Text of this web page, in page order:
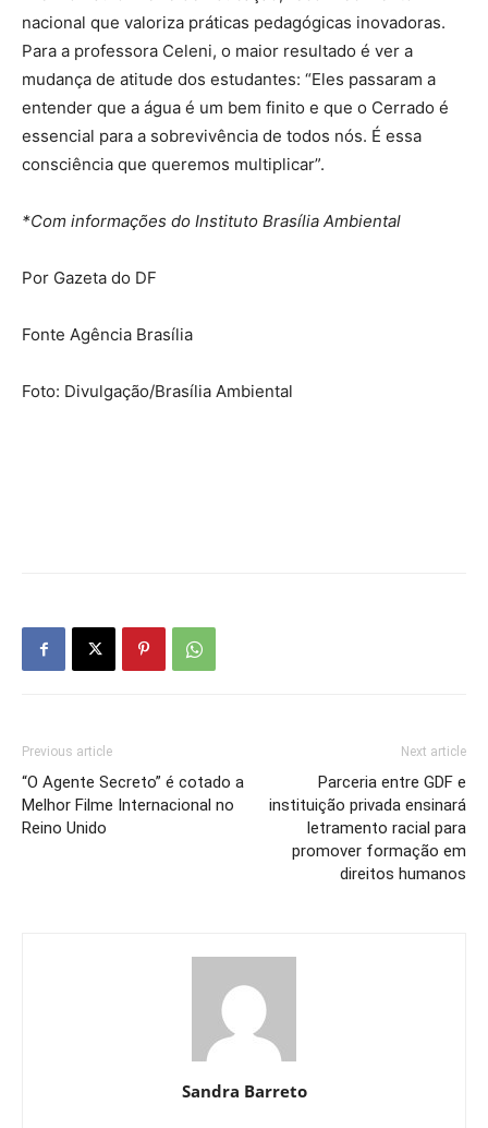
nacional que valoriza práticas pedagógicas inovadoras.
Para a professora Celeni, o maior resultado é ver a
mudança de atitude dos estudantes: “Eles passaram a
entender que a água é um bem finito e que o Cerrado é
essencial para a sobrevivência de todos nós. É essa
consciência que queremos multiplicar”.
*Com informações do Instituto Brasília Ambiental
Por Gazeta do DF
Fonte Agência Brasília
Foto: Divulgação/Brasília Ambiental
Previous article
“O Agente Secreto” é cotado a
Melhor Filme Internacional no
Reino Unido
Next article
Parceria entre GDF e
instituição privada ensinará
letramento racial para
promover formação em
direitos humanos
Sandra Barreto